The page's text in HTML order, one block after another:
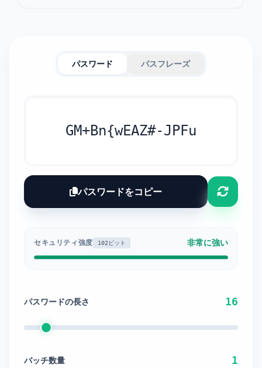
パスワード パスフレーズ
GM+Bn{wEAZ#-JPFu
パスワードをコピー
セキュリティ強度 102ビット 非常に強い
パスワードの長さ 16
バッチ数量 1